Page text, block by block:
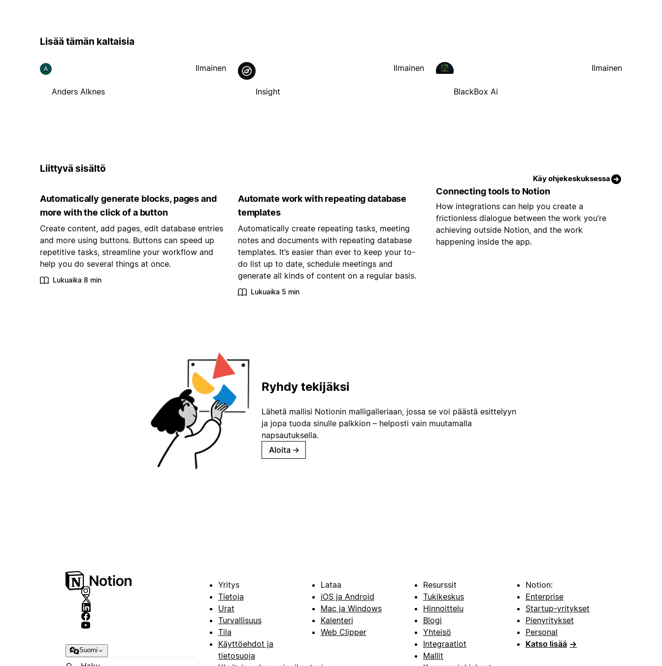
Lisää tämän kaltaisia
A
Anders Alknes
Ilmainen
Insight
Ilmainen
BlackBox Ai
Ilmainen
Liittyvä sisältö
Käy ohjekeskuksessa
Automatically generate blocks, pages and
more with the click of a button
Create content, add pages, edit database entries
and more using buttons. Buttons can speed up
repetitive tasks, streamline your workflow and
help you do several things at once.
Lukuaika 8 min
Automate work with repeating database
templates
Automatically create repeating tasks, meeting
notes and documents with repeating database
templates. It’s easier than ever to keep your to-
do list up to date, schedule meetings and
generate all kinds of content on a regular basis.
Lukuaika 5 min
Connecting tools to Notion
How integrations can help you create a
frictionless dialogue between the work you’re
achieving outside Notion, and the work
happening inside the app.
Ryhdy tekijäksi
Lähetä mallisi Notionin malligalleriaan, jossa se voi päästä esittelyyn
ja jopa tuoda sinulle palkkion – helposti vain muutamalla
napsautuksella.
Aloita →
Suomi
Yritys
Tietoja
Urat
Turvallisuus
Tila
Käyttöehdot ja
tietosuoja
Lataa
iOS ja Android
Mac ja Windows
Kalenteri
Web Clipper
Resurssit
Tukikeskus
Hinnoittelu
Blogi
Yhteisö
Integraatiot
Mallit
Notion:
Enterprise
Startup-yritykset
Pienyritykset
Personal
Katso lisää →